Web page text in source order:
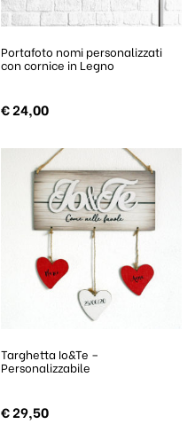
Portafoto nomi personalizzati
con cornice in Legno
€24,00
Targhetta Io&Te –
Personalizzabile
€29,50